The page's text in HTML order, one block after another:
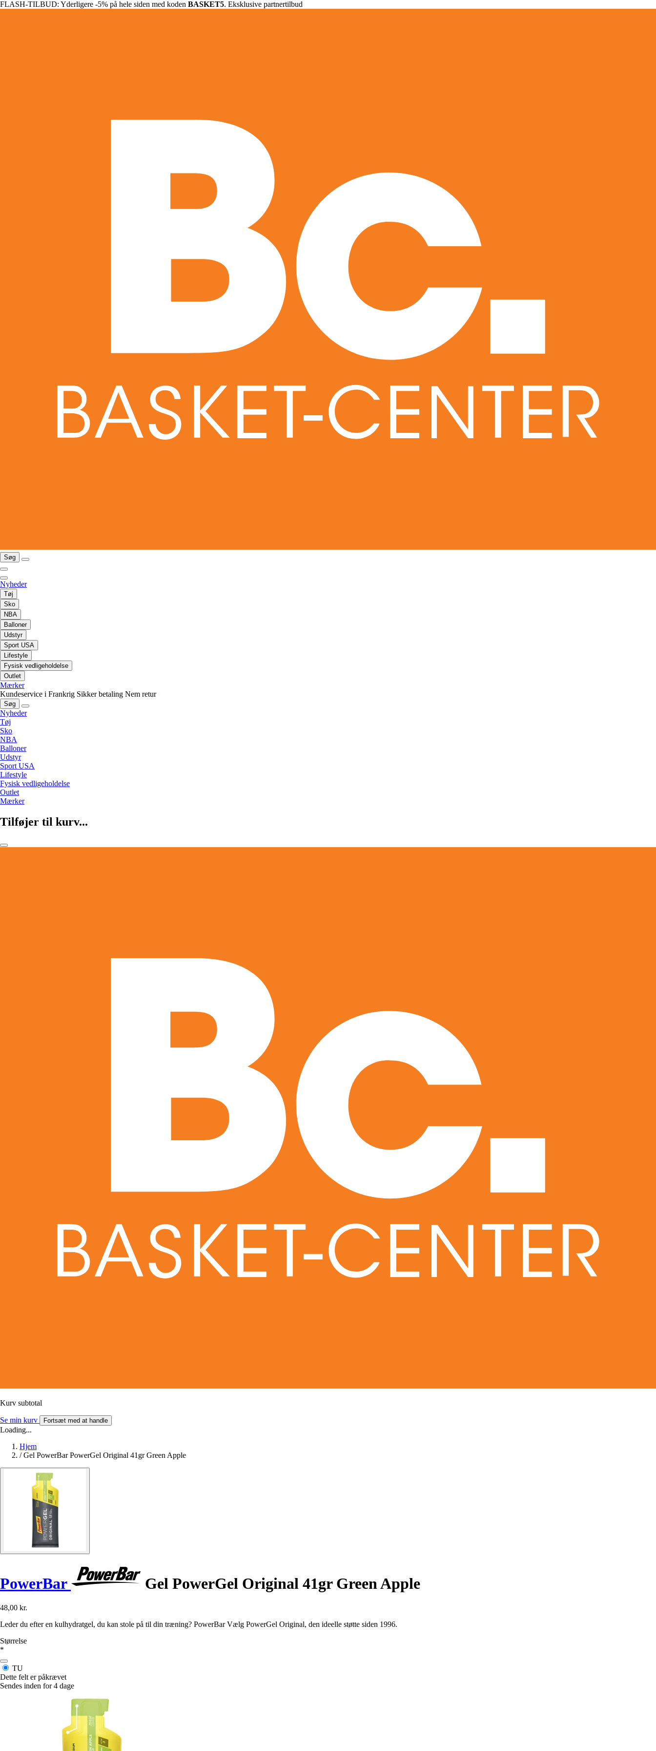
FLASH-TILBUD: Yderligere -5% på hele siden med koden BASKET5. Eksklusive partnertilbud
Søg
Nyheder
Tøj
Sko
NBA
Balloner
Udstyr
Sport USA
Lifestyle
Fysisk vedligeholdelse
Outlet
Mærker
Kundeservice i Frankrig Sikker betaling Nem retur
Søg
Nyheder
Tøj
Sko
NBA
Balloner
Udstyr
Sport USA
Lifestyle
Fysisk vedligeholdelse
Outlet
Mærker
Tilføjer til kurv...
Kurv subtotal
Se min kurv Fortsæt med at handle
Loading...
Hjem
/ Gel PowerBar PowerGel Original 41gr Green Apple
PowerBar Gel PowerGel Original 41gr Green Apple
48,00 kr.
Leder du efter en kulhydratgel, du kan stole på til din træning? PowerBar Vælg PowerGel Original, den ideelle støtte siden 1996.
Størrelse
*
TU
Dette felt er påkrævet
Sendes inden for 4 dage